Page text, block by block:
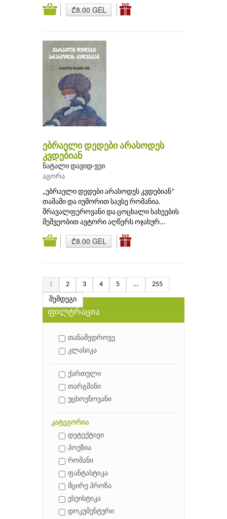
₾8.00 GEL
ებრაელი დედები არასოდეს
კვდებიან
ნატალი დავიდ-ვეი
აგორა
„ებრაელი დედები არასოდეს კვდებიან“
თამამი და იუმორით სავსე რომანია.
მრავალფეროვანი და ცოცხალი სახეების
მეშვეობით ავტორი აღწერს ოჯახურ...
₾8.00 GEL
1 2 3 4 5 ...
255
შემდეგი
ფილტრაცია
თანამედროვე
კლასიკა
ქართული
თარგმანი
უცხოენოვანი
კატეგორია
დეტექტივი
პოეზია
რომანი
ფანტასტიკა
მცირე პროზა
ესეისტიკა
დოკუმენტური